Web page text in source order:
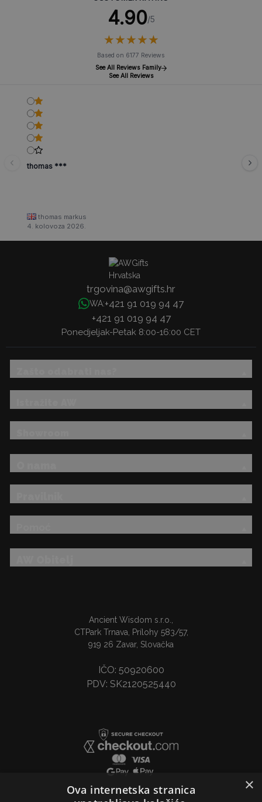
4.90/5
★★★★★
★★★★★
Based on 6177 Reviews
See All Reviews Family
See All Reviews
thomas ***
thomas markus
4. kolovoza 2026.
trgovina@awgifts.hr
WA:+421 91 019 94 47
+421 91 019 94 47
Ponedjeljak-Petak 8:00-16:00 CET
Ancient Wisdom s.r.o.,
CTPark Trnava, Prílohy 583/57,
919 26 Zavar, Slovačka
IČO: 50920600
PDV: SK2120525440
×
Ova internetska stranica